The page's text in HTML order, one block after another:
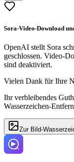
Sora-Video-Download
OpenAI stellt Sora
geschlossen. Video-
sind deaktiviert.
Vielen Dank für Ihre
Ihr verbleibendes
Wasserzeichen-
Zur Bild-